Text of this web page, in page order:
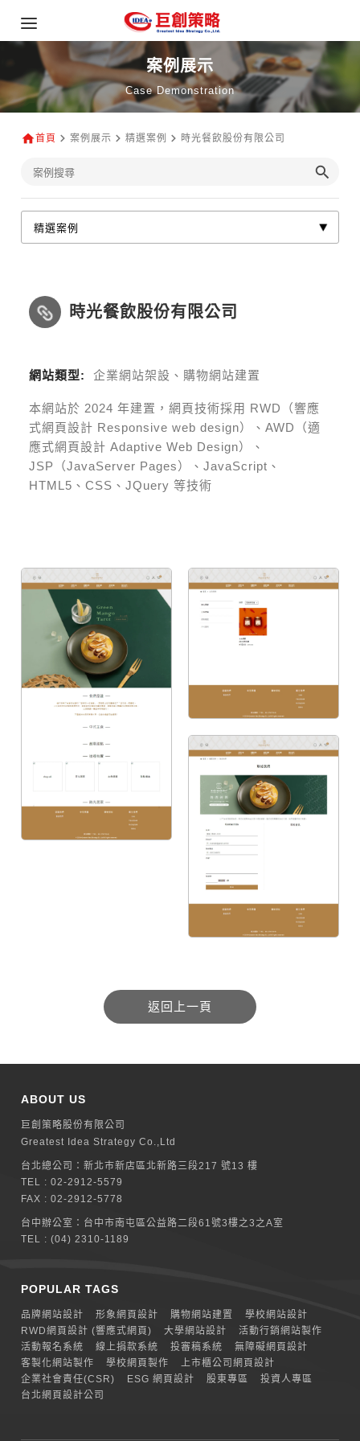
案例展示
Case Demonstration
首頁 案例展示 精選案例 時光餐飲股份有限公司
時光餐飲股份有限公司
網站類型: 企業網站架設、購物網站建置
本網站於 2024 年建置，網頁技術採用 RWD（響應
式網頁設計 Responsive web design）、AWD（適
應式網頁設計 Adaptive Web Design）、
JSP（JavaServer Pages）、JavaScript、
HTML5、CSS、JQuery 等技術
ABOUT US
巨創策略股份有限公司
Greatest Idea Strategy Co.,Ltd
台北總公司：新北巿新店區北新路三段217 號13 樓
TEL :02-2912-5579
FAX : 02-2912-5778
台中辦公室： 台中市南屯區公益路二段61號3樓之3之A室
TEL :(04) 2310-1189
POPULAR TAGS
品牌網站設計 形象網頁設計 購物網站建置
學校網站設計
RWD網頁設計 (響應式網頁)
大學網站設計
活動行銷網站製作
活動報名系統
線上捐款系統 投審稿系統
無障礙網頁設計
客製化網站製作
學校網頁製作
上市櫃公司網頁設計
企業社會責任(CSR)
ESG 網頁設計 股東專區
投資人專區
台北網頁設計公司